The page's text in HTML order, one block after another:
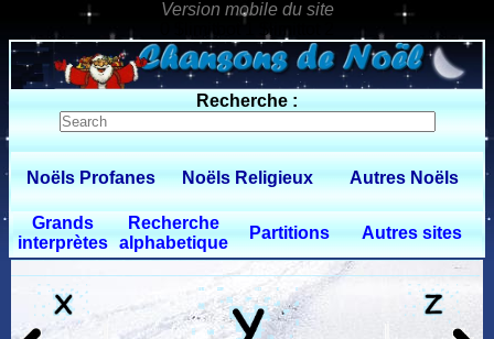
0 $limitbot 1 $limittot 2
Recherche :
Noëls Profanes Noëls Religieux Autres Noëls
Grands
interprètes
Recherche
alphabetique
Partitions Autres sites